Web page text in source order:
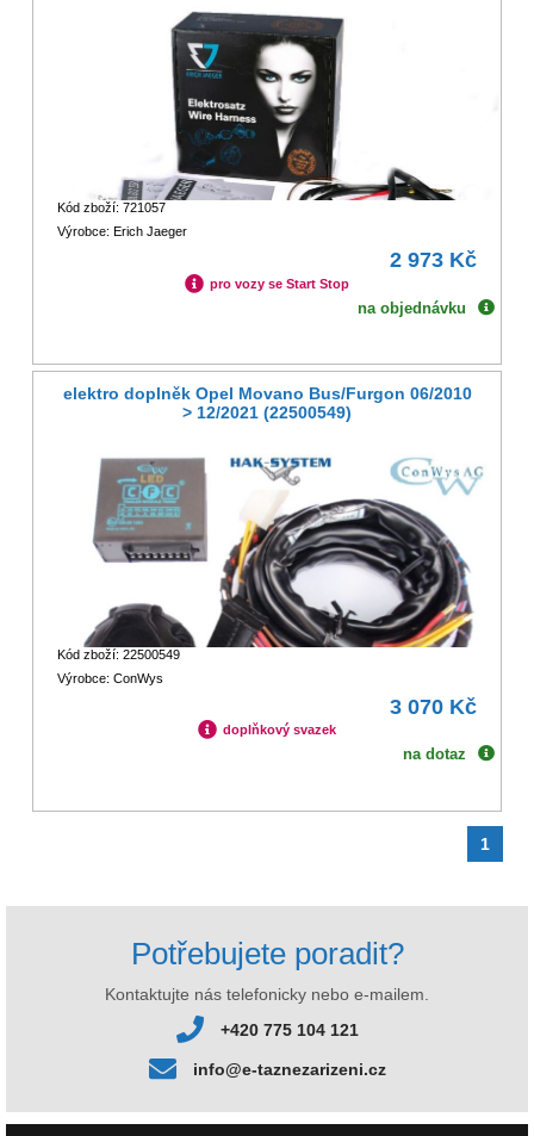
Kód zboží: 721057
Výrobce: Erich Jaeger
2 973 Kč
pro vozy se Start Stop
na objednávku
elektro doplněk Opel Movano Bus/Furgon 06/2010
> 12/2021 (22500549)
Kód zboží: 22500549
Výrobce: ConWys
3 070 Kč
doplňkový svazek
na dotaz
1
Potřebujete poradit?
Kontaktujte nás telefonicky nebo e-mailem.
+420 775 104 121
info@e-taznezarizeni.cz